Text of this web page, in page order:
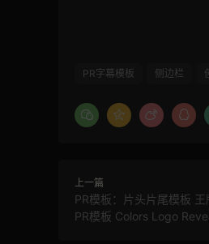
PR字幕模板 侧边栏
上一篇
PR模板：片头片尾模板
PR模板 Colors Logo